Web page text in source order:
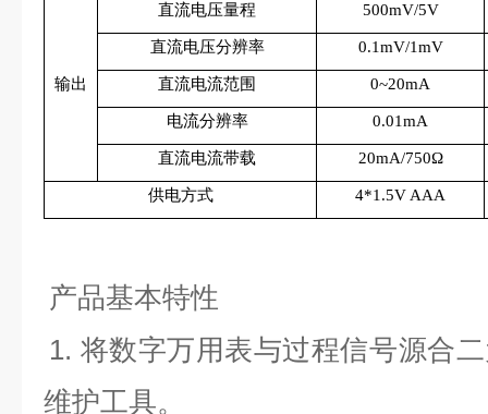
输出
直流电压量程 500mV/5V
直流电压分辨率 0.1mV/1mV
直流电流范围 0~20mA
电流分辨率 0.01mA
直流电流带载 20mA/750Ω
供电方式 4*1.5V AAA
产品基本特性
1. 将数字万用表与过程信号源合
维护工具。